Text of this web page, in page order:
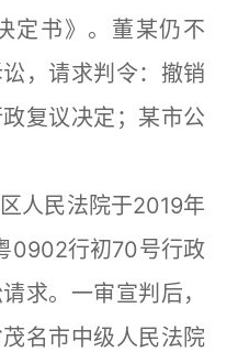
定书》。董某仍不
，请求判令：撤销
复议决定；某市公
民法院于2019年
0902行初70号行政
求。一审宣判后，
名市中级人民法院